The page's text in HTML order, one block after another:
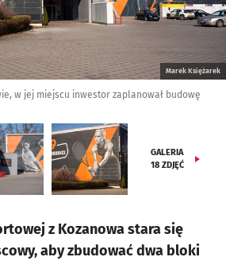
Marek Księżarek
w jej miejscu inwestor zaplanował budowę
GALERIA
18 ZDJĘĆ
z Kozanowa stara się
aby zbudować dwa bloki